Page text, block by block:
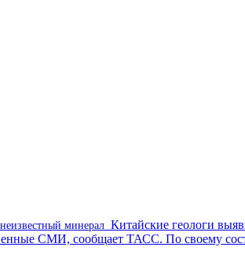
минерал Китайские геологи
СМИ, сообщает ТАСС. По своему